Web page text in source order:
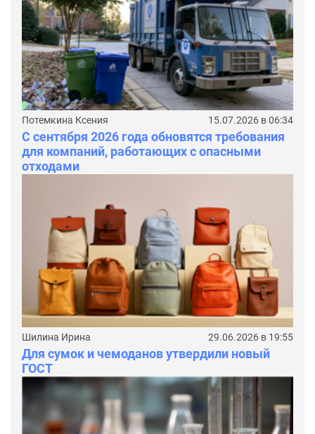
Потемкина Ксения 15.07.2026 в 06:34
С сентября 2026 года обновятся требования
для компаний, работающих с опасными
отходами
Шилина Ирина 29.06.2026 в 19:55
Для сумок и чемоданов утвердили новый
ГОСТ